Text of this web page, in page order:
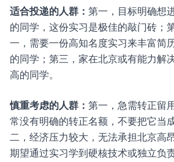
适合投递的人群： 第一，目标明确想
的同学，这份实习是极佳的敲门砖；
一，需要一份高知名度实习来丰富简
的同学；第三，家在北京或有能力解
高的同学。
慎重考虑的人群： 第一，急需转正留
常没有明确的转正名额，不要把它当
二，经济压力较大，无法承担北京高
期望通过实习学到硬核技术或独立负